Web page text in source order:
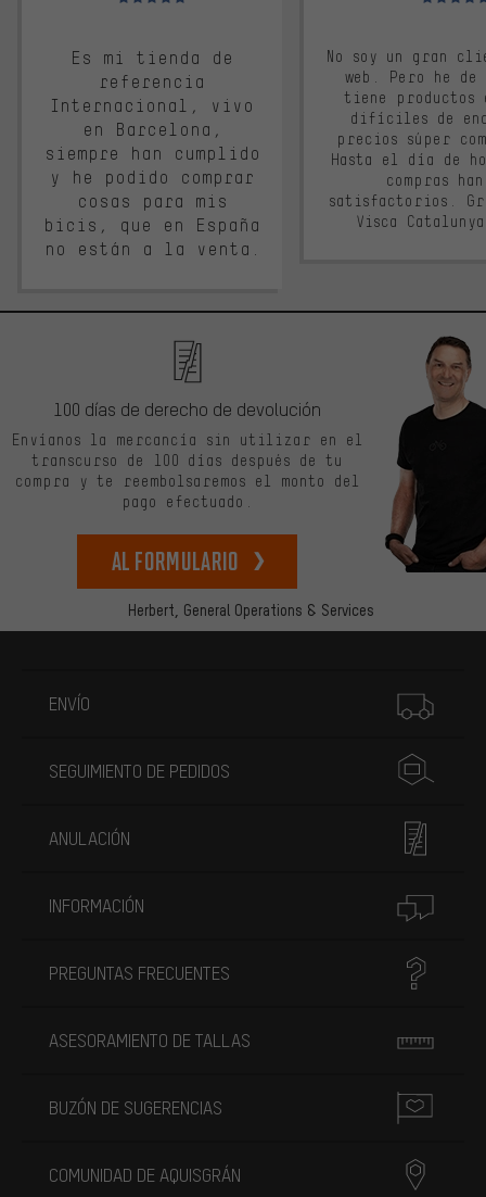
Es mi tienda de
referencia
Internacional, vivo
en Barcelona,
siempre han cumplido
y he podido comprar
cosas para mis
bicis, que en España
no están a la venta.
No soy un gran
web. Pero he
tiene productos
difíciles de
precios súper
Hasta el día de
compras
satisfactorios.
Visca
Herbert, General Operations & Services
100 días de derecho de devolución
Envíanos la mercancía sin utilizar en el
transcurso de 100 días después de tu
compra y te reembolsaremos el monto del
pago efectuado.
Al formulario
ENVÍO
SEGUIMIENTO DE PEDIDOS
ANULACIÓN
INFORMACIÓN
PREGUNTAS FRECUENTES
ASESORAMIENTO DE TALLAS
BUZÓN DE SUGERENCIAS
COMUNIDAD DE AQUISGRÁN